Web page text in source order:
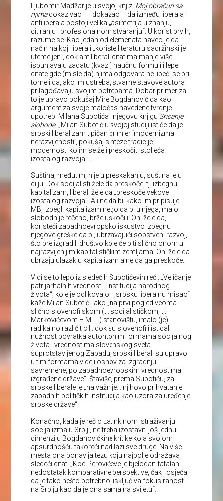
Ljubomir Madžar je u svojoj knjizi Moj obračun sa
njimadokazivao – i dokazao – da između liberala i
antiliberala postoji velika „asimetrija u znanju,
citiranju i profesionalnom stvaranju“. U korist prvih,
razume se. Kao jedan od elemenata naveo je da
način na koji liberali „koriste literaturu sadržinski je
utemeljen“, dok antiliberali citatima manje-više
ispunjavaju zadatu (kvazi) naučnu formu ili lepe
citate gde (misle da) njima odgovara ne libeći se pri
tome i da, ako im ustreba, stvarne stavove autora
prilagođavaju svojim potrebama. Dobar primer za
to je upravo pokušaj Mire Bogdanović da kao
argument za svoje maločas navedene tvrdnje
upotrebi Milana Subotića i njegovu knjigu Sricanje
slobode: „Milan Subotić u svojoj studiji ističe da je
srpski liberalizam tipičan primjer ‘modernizma
nerazvijenosti’, pokušaj sinteze tradicije i
modernosti kojim se želi preskočiti stoljeća
izostalog razvoja“.
Suština, međutim, nije u preskakanju, suština je u
cilju. Dok socijalisti žele da preskoče, tj. izbegnu
kapitalizam, liberali žele da „preskoče vekove
izostalog razvoja“. Ali ne da bi, kako im pripisuje
MB, izbegli kapitalizam nego da bi u njega, malo
slobodnije rečeno, brže uskočili. Oni žele da,
koristeći zapadnoevropsko iskustvo izbegnu
njegove greške da bi, ubrzavajući sopstveni razvoj,
što pre izgradili društvo koje će biti slično onom u
najrazvijenijim kapitalističkim zemljama. Oni žele da
ubrzaju ulazak u kapitalizam a ne da ga preskoče.
Vidi se to lepo iz sledećih Subotićevih reči: „Veličanje
patrijarhalnih vrednosti i institucija narodnog
života“, koje je odlikovalo i „srpsku liberalnu misao“
kaže Milan Subotić, iako „na prvi pogled veoma
slično slovenofilskom (tj. socijalističkom, tj.
Markovićevom – M. L.) stanovištu, imalo (je)
radikalno različit cilj: dok su slovenofili isticali
nužnost povratka autohtonim formama socijalnog
života i vrednostima slovenskog sveta
suprotstavljenog Zapadu, srpski liberali su upravo
u tim formama videli osnov za izgradnju
savremene, po zapadnoevropskim vrednostima
izgrađene države“. Štaviše, prema Subotiću, za
srpske liberale je „najvažnije… njihovo prihvatanje
zapadnih političkih institucija kao uzora za uređenje
srpske države“.
Konačno, kada je reč o Latinkinom istraživanju
socijalizma u Srbiji, ne treba izostaviti još jednu
dimenziju Bogdanovićkine kritike koja svojom
apsurdnošću takoreći nadilazi sve druge. Na više
mesta ona ponavlja tezu koju najbolje odražava
sledeći citat: „Kod Perovićeve je bjelodan fatalan
nedostatak komparativne perspektive, čak i osjećaj
da je tako nešto potrebno, isključiva fokusiranost
na Srbiju kao da je ona sama na svijetu“.